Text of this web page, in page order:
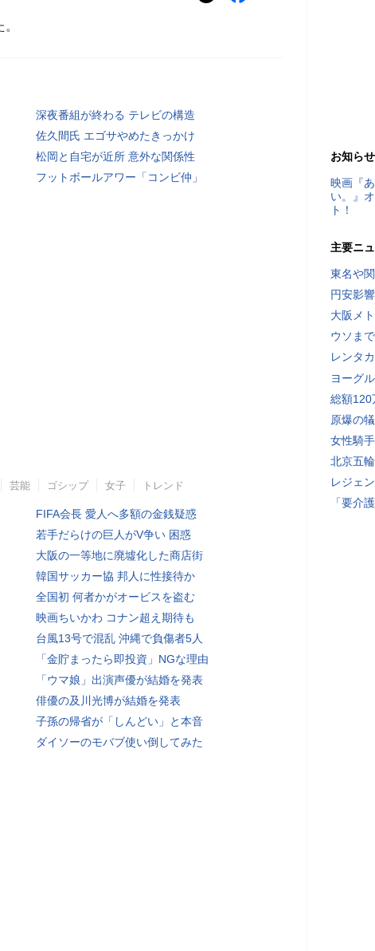
深夜番組が終わる テレビの構造
佐久間氏 エゴサやめたきっかけ
松岡と自宅が近所 意外な関係性
フットボールアワー「コンビ仲」
芸能 ゴシップ 女子 トレンド
FIFA会長 愛人へ多額の金銭疑惑
若手だらけの巨人がV争い 困惑
大阪の一等地に廃墟化した商店街
韓国サッカー協 邦人に性接待か
全国初 何者かがオービスを盗む
映画ちいかわ コナン超え期待も
台風13号で混乱 沖縄で負傷者5人
「金貯まったら即投資」NGな理由
「ウマ娘」出演声優が結婚を発表
俳優の及川光博が結婚を発表
子孫の帰省が「しんどい」と本音
ダイソーのモバブ使い倒してみた
お知らせ
映画『
い。』
ト！
主要ニ
東名や
円安影
大阪メ
ウソま
レンタ
ヨーグ
総額120
原爆の
女性騎
北京五
レジェ
「要介